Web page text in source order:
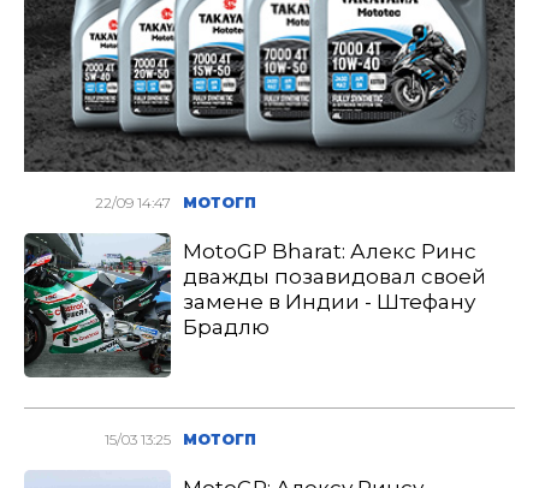
22/09 14:47 МОТОГП
MotoGP Bharat: Алекс Ринс
дважды позавидовал своей
замене в Индии - Штефану
Брадлю
15/03 13:25 МОТОГП